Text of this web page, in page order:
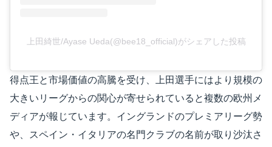
上田綺世/Ayase Ueda(@bee18_official)がシェアした投稿
得点王と市場価値の高騰を受け、上田選手にはより規模の
大きいリーグからの関心が寄せられていると複数の欧州メ
ディアが報じています。イングランドのプレミアリーグ勢
や、スペイン・イタリアの名門クラブの名前が取り沙汰さ